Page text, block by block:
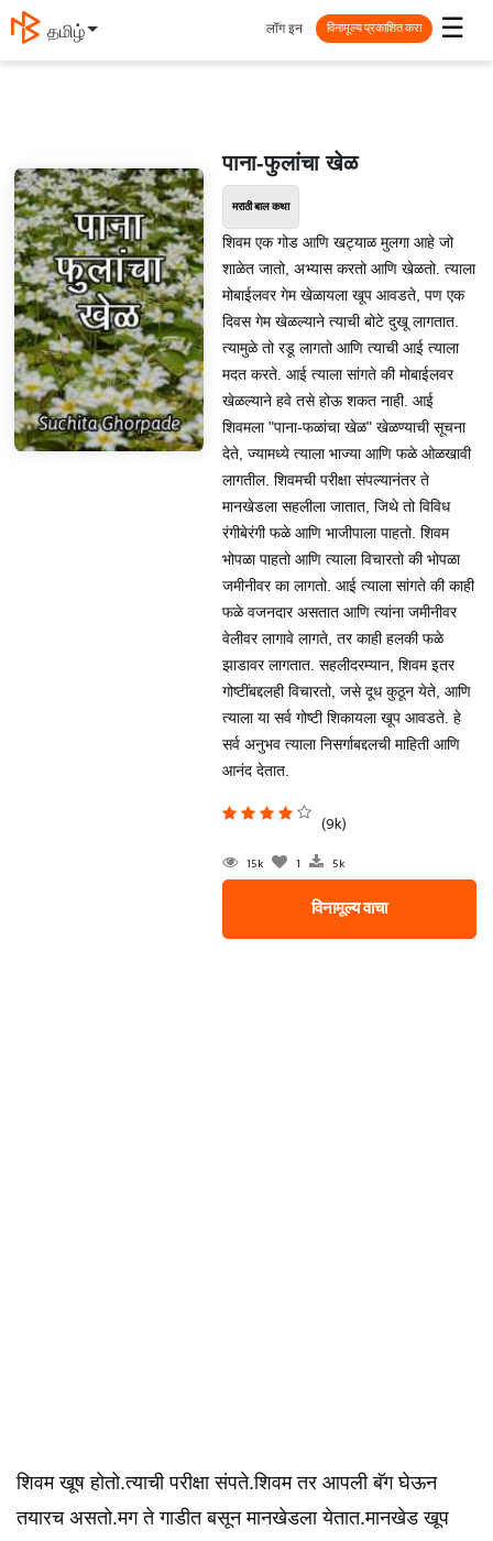
தமிழ் ☰
लॉग इन विनामूल्य प्रकाशित करा
पाना-फुलांचा खेळ
मराठी बाल कथा
शिवम एक गोड आणि खट्याळ मुलगा आहे जो
शाळेत जातो, अभ्यास करतो आणि खेळतो. त्याला
मोबाईलवर गेम खेळायला खूप आवडते, पण एक
दिवस गेम खेळल्याने त्याची बोटे दुखू लागतात.
त्यामुळे तो रडू लागतो आणि त्याची आई त्याला
मदत करते. आई त्याला सांगते की मोबाईलवर
खेळल्याने हवे तसे होऊ शकत नाही. आई
शिवमला "पाना-फळांचा खेळ" खेळण्याची सूचना
देते, ज्यामध्ये त्याला भाज्या आणि फळे ओळखावी
लागतील. शिवमची परीक्षा संपल्यानंतर ते
मानखेडला सहलीला जातात, जिथे तो विविध
रंगीबेरंगी फळे आणि भाजीपाला पाहतो. शिवम
भोपळा पाहतो आणि त्याला विचारतो की भोपळा
जमीनीवर का लागतो. आई त्याला सांगते की काही
फळे वजनदार असतात आणि त्यांना जमीनीवर
वेलीवर लागावे लागते, तर काही हलकी फळे
झाडावर लागतात. सहलीदरम्यान, शिवम इतर
गोष्टींबद्दलही विचारतो, जसे दूध कुठून येते, आणि
त्याला या सर्व गोष्टी शिकायला खूप आवडते. हे
सर्व अनुभव त्याला निसर्गाबद्दलची माहिती आणि
आनंद देतात.
(9k)
15k 1 5k
विनामूल्य वाचा
शिवम खूष होतो.त्याची परीक्षा संपते.शिवम तर आपली बॅग घेऊन
तयारच असतो.मग ते गाडीत बसून मानखेडला येतात.मानखेड खूप